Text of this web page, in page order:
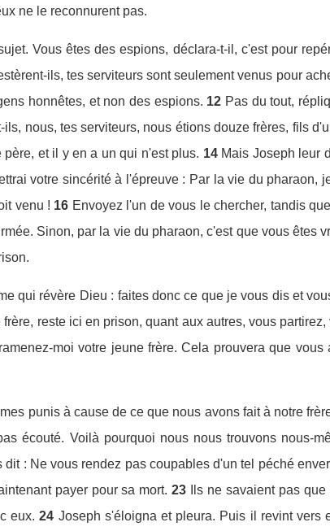
ne le reconnurent pas.
Vous êtes des espions, déclara-t-il, c'est pour
ils, tes serviteurs sont seulement venus pour
honnêtes, et non des espions. 12 Pas du tout,
ils, nous, tes serviteurs, nous étions douze frères, fils
et il y en a un qui n'est plus. 14 Mais Joseph leur
votre sincérité à l'épreuve : Par la vie du pharaon,
venu ! 16 Envoyez l'un de vous le chercher, tandis
Sinon, par la vie du pharaon, c'est que vous êtes
qui révère Dieu : faites donc ce que je vous dis et
reste ici en prison, quant aux autres, vous
moi votre jeune frère. Cela prouvera que
punis à cause de ce que nous avons fait à notre
écouté. Voilà pourquoi nous nous trouvons nous-
: Ne vous rendez pas coupables d'un tel péché
payer pour sa mort. 23
Ils ne savaient pas
eux. 24 Joseph s'éloigna et pleura. Puis il revint vers